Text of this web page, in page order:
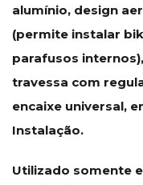
alumínio, design
(permite instalar
parafusos
travessa com
encaixe universal,
Instalação.
Utilizado somente